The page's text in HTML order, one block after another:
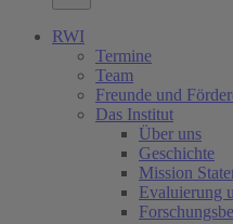
RWI
Termine
Team
Freunde und
Das Institut
Über uns
Geschichte
Mission
Evaluierung